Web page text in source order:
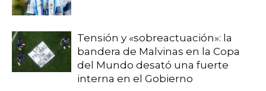
Tensión y «sobreactuación»: la
bandera de Malvinas en la Copa
del Mundo desató una fuerte
interna en el Gobierno